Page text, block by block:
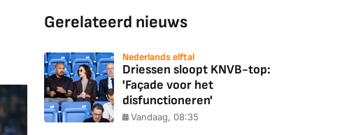
Gerelateerd nieuws
Nederlands elftal
Driessen sloopt KNVB-top:
'Façade voor het
disfunctioneren'
Vandaag, 08:35